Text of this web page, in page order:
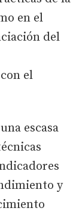
en el
del
el
escasa
y